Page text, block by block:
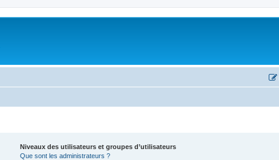
Niveaux des utilisateurs et groupes d’utilisateurs
Que sont les administrateurs ?